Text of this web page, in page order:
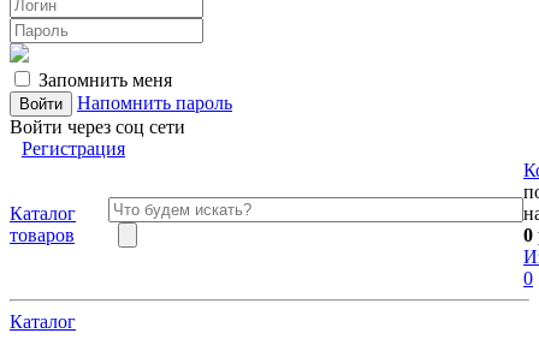
Запомнить меня
Напомнить пароль
Войти через соц сети
Регистрация
Каталог
товаров
0
0
Каталог